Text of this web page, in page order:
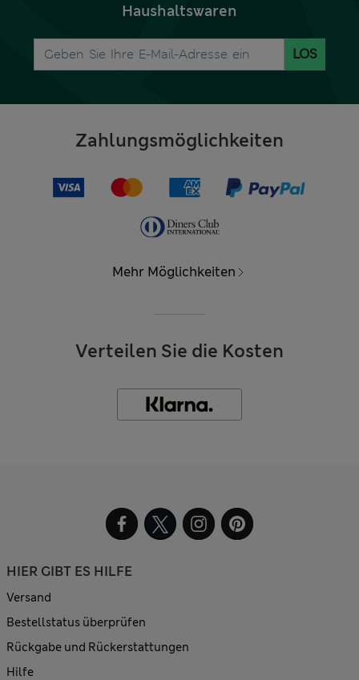
Haushaltswaren
LOS
Zahlungsmöglichkeiten
Mehr Möglichkeiten
Verteilen Sie die Kosten
HIER GIBT ES HILFE
Versand
Bestellstatus überprüfen
Rückgabe und Rückerstattungen
Hilfe